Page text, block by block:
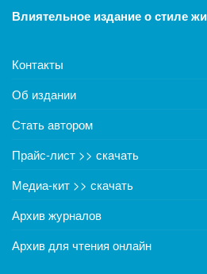
Влиятельное издание о стиле
Контакты
Об издании
Стать автором
Прайс-лист >> скачать
Медиа-кит >> скачать
Архив журналов
Архив для чтения онлайн